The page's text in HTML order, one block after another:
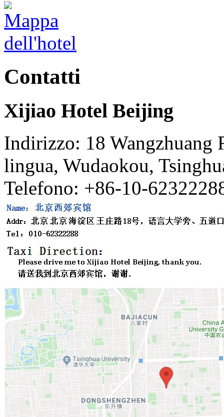
Contatti
Xijiao Hotel Beijing
Indirizzo: 18
lingua, Wudaokou,
Telefono: +86-10-